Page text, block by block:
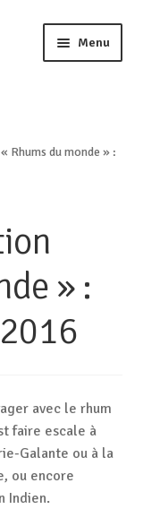
Menu
le
Rhums du monde » :
» :
avec le rhum
faire escale à
Galante ou à la
ou encore
Indien.